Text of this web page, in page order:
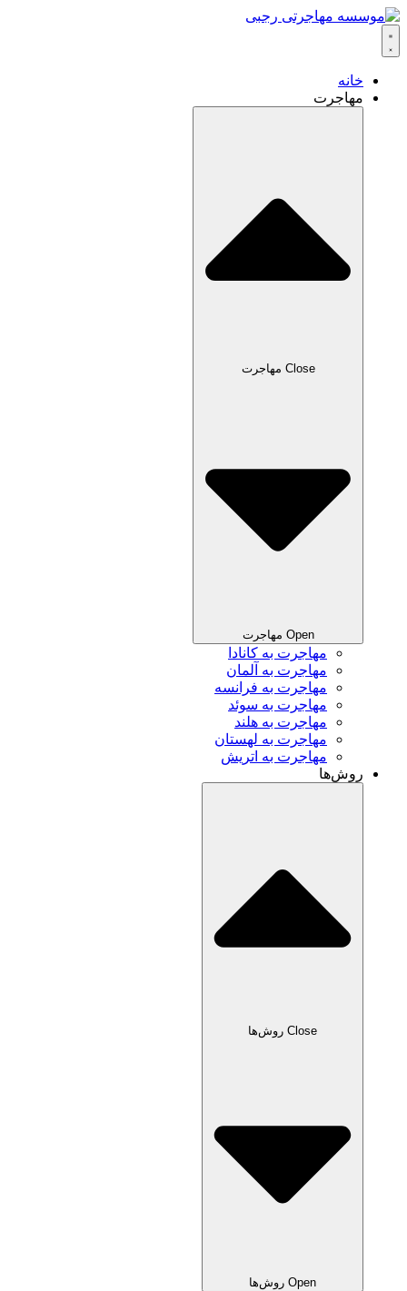
خانه
مهاجرت
Close مهاجرت
Open مهاجرت
مهاجرت به کانادا
مهاجرت به آلمان
مهاجرت به فرانسه
مهاجرت به سوئد
مهاجرت به هلند
مهاجرت به لهستان
مهاجرت به اتریش
روش‌ها
Close روش‌ها
Open روش‌ها